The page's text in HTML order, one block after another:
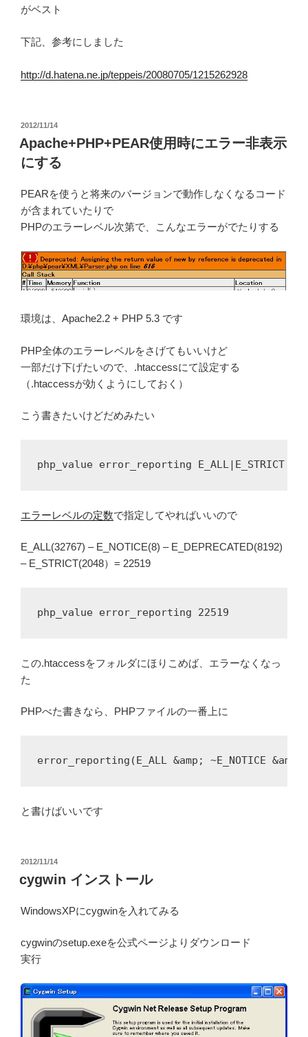
がベスト
下記、参考にしました
http://d.hatena.ne.jp/teppeis/20080705/1215262928
投
稿
日:
2012/11/14
Apache+PHP+PEAR使用時にエラー非表示
にする
PEARを使うと将来のバージョンで動作しなくなるコード
が含まれていたりで
PHPのエラーレベル次第で、こんなエラーがでたりする
環境は、Apache2.2 + PHP 5.3 です
PHP全体のエラーレベルをさげてもいいけど
一部だけ下げたいので、.htaccessにて設定する
（.htaccessが効くようにしておく）
こう書きたいけどだめみたい
php_value error_reporting E_ALL|E_STRICT
エラーレベルの定数で指定してやればいいので
E_ALL(32767) – E_NOTICE(8) – E_DEPRECATED(8192)
– E_STRICT(2048）= 22519
php_value error_reporting 22519
この.htaccessをフォルダにほりこめば、エラーなくなっ
た
PHPべた書きなら、PHPファイルの一番上に
error_reporting(E_ALL &amp; ~E_NOTICE &amp;
と書けばいいです
投
日:
2012/11/14
cygwin インストール
WindowsXPにcygwinを入れてみる
cygwinのsetup.exeを公式ページよりダウンロード
実行